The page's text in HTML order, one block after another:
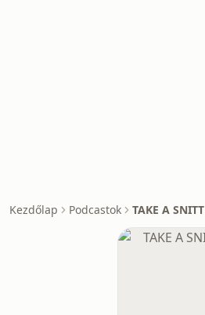
Kezdőlap Podcastok TAKE A SNITT